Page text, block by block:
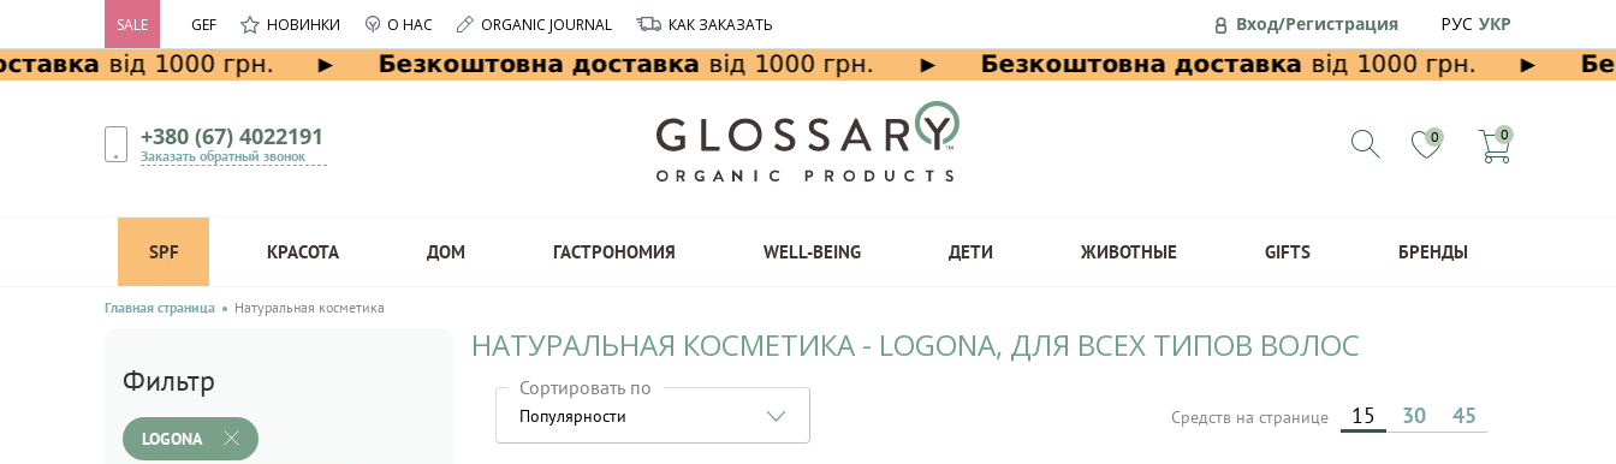
SALE GEF НОВИНКИ О НАС ORGANIC JOURNAL КАК ЗАКАЗАТЬ Вход/Регистрация РУС УКР
+380 (67) 4022191
Заказать обратный звонок
0 0
SPF КРАСОТА ДОМ ГАСТРОНОМИЯ WELL-BEING ДЕТИ ЖИВОТНЫЕ GIFTS БРЕНДЫ
Главная страница Натуральная косметика
Фильтр
LOGONA
НАТУРАЛЬНАЯ КОСМЕТИКА - LOGONA, ДЛЯ ВСЕХ ТИПОВ ВОЛОС
Сортировать по
Популярности Средств на странице 15 30 45